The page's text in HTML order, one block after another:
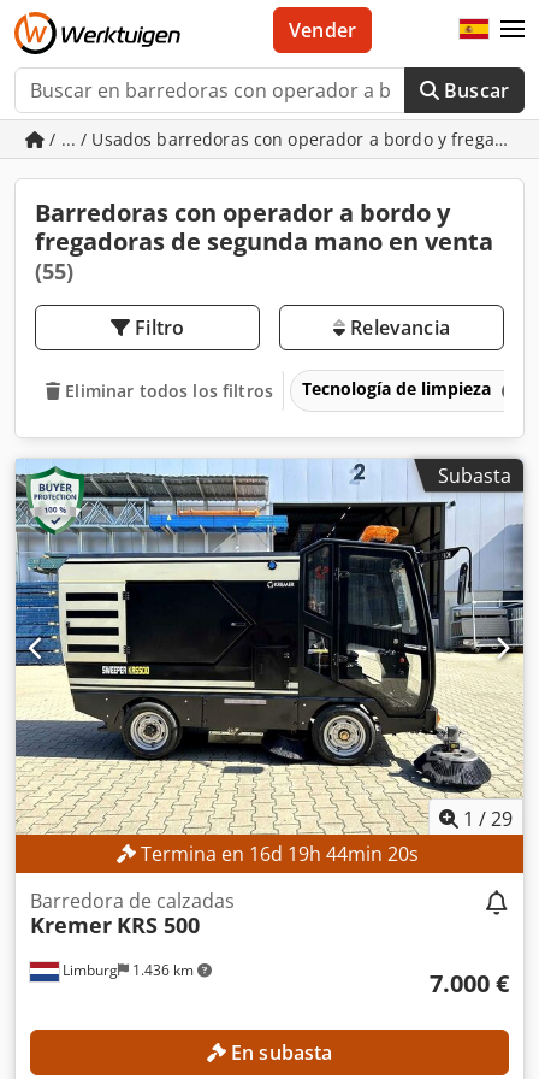
Buscar
Vender
/ ... / Usados barredoras con operador a bordo y
Barredoras con operador a bordo y
fregadoras de segunda mano en venta
(55)
Filtro Relevancia
Eliminar todos los filtros Tecnología de limpieza
Subasta
1 /29
Termina en 16d 19h 44min 18s
Limburg 1.436 km
Barredora de calzadas
Kremer KRS 500
7.000 €
En subasta